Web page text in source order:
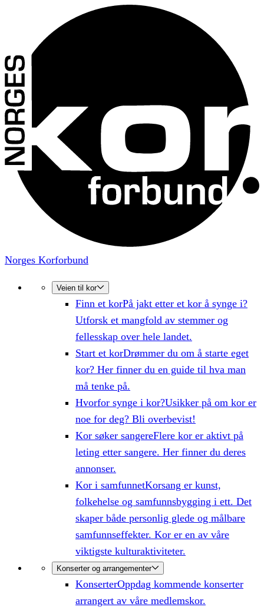
Norges Korforbund
Veien til kor
Finn et korPå jakt etter et kor å synge i?
Utforsk et mangfold av stemmer og
fellesskap over hele landet.
Start et korDrømmer du om å starte eget
kor? Her finner du en guide til hva man
må tenke på.
Hvorfor synge i kor?Usikker på om kor er
noe for deg? Bli overbevist!
Kor søker sangereFlere kor er aktivt på
leting etter sangere. Her finner du deres
annonser.
Kor i samfunnetKorsang er kunst,
folkehelse og samfunnsbygging i ett. Det
skaper både personlig glede og målbare
samfunnseffekter. Kor er en av våre
viktigste kulturaktiviteter.
Konserter og arrangementer
KonserterOppdag kommende konserter
arrangert av våre medlemskor.